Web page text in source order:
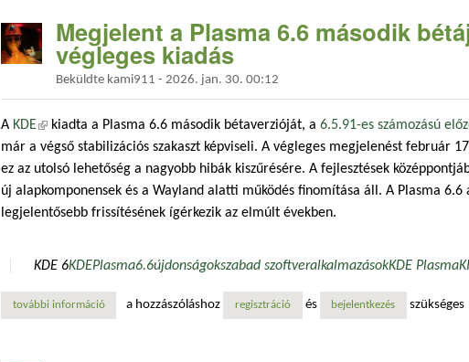
Megjelent a Plasma 6.6 második
végleges kiadás
Beküldte kami911 - 2026. jan. 30. 00:12
A KDE(külső hivatkozás)
kiadta a Plasma 6.6 második bétaverzióját, a 6.5.91-es számozású
már a végső stabilizációs szakaszt képviseli. A végleges megjelenést február
ez az utolsó lehetőség a nagyobb hibák kiszűrésére. A fejlesztések
új alapkomponensek és a Wayland alatti működés finomítása áll. A Plasma 6.6
legjelentősebb frissítésének ígérkezik az elmúlt években.
KDE 6KDEPlasma6.6újdonságokszabad szoftveralkalmazásokKDE Plasma
további információmegjelent a plasma 6.6 második bétája, közeleg a februári végleges kiadás
a hozzászóláshoz regisztráció és bejelentkezés szükséges